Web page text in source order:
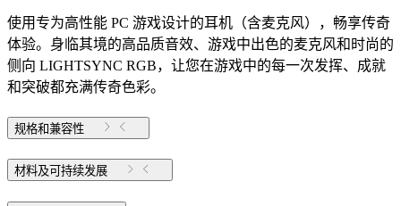
使用专为高性能 PC 游戏设计的耳机（含麦克风），畅享传奇
体验。身临其境的高品质音效、游戏中出色的麦克风和时尚的
侧向 LIGHTSYNC RGB，让您在游戏中的每一次发挥、成就
和突破都充满传奇色彩。
规格和兼容性
材料及可持续发展